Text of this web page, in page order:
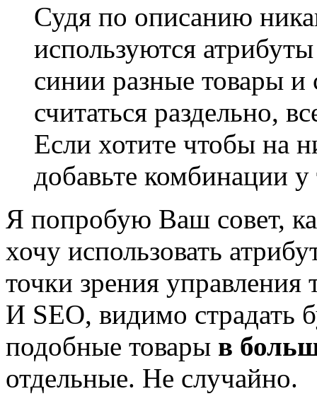
Судя по описанию
используются
синии разные товары и
считаться раздельно,
Если хотите чтобы на
добавьте комбинации у
Я попробую Ваш совет,
хочу использовать
точки зрения управления
И SEO, видимо страдать
подобные товары в
отдельные. Не случайно.